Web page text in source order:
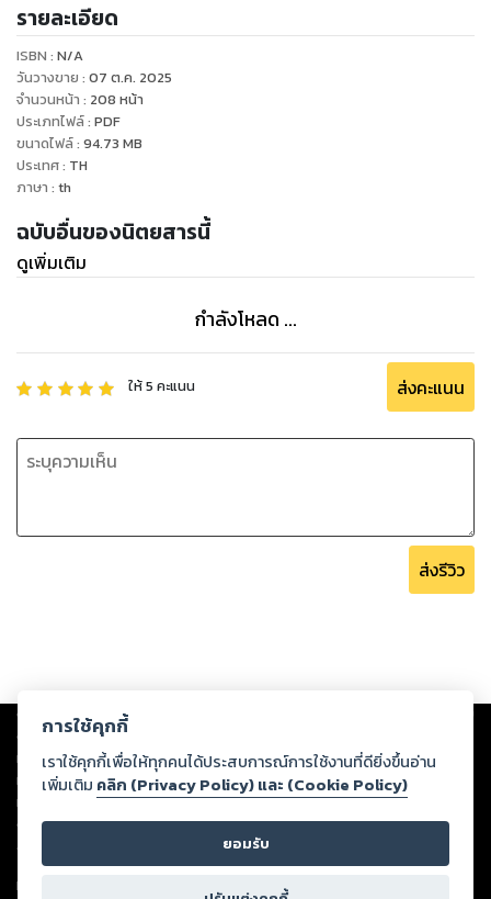
ต้องการนำเสนอฝีมือของคนไทยเราเองจากหลากหลายอาชีพ
อย่างเช่น ช่างภาพ ดีไซเนอร์ ให้เป็นที่แพร่หลายและภาคภูมิใจใน
ความเป็นไทยร่วมกัน
รายละเอียด
ISBN : N/A
วันวางขาย : 07 ต.ค. 2025
จำนวนหน้า : 208 หน้า
ประเภทไฟล์: PDF
ขนาดไฟล์: 94.73 MB
ประเทศ: TH
ภาษา : th
ฉบับอื่นของนิตยสารนี้
ดูเพิ่มเติม
กำลังโหลด ...
ให้5 คะแนน ส่งคะแนน
ส่งรีวิว
Copyright © 2026
ต่อผลงานหรือเนื้อหาใดที่อัปโหลดผ่านเว็บไซต์และปรากฏว่าละเมิดสิทธิใน
ทรัพย์สินทางปัญญาของบุคคลอื่นหรือขัดต่อกฎหมายและศีลธรรม ดังนั้น ผู้อ่าน
ทุกท่านโปรดใช้วิจารณญาณในการกลั่นกรองด้วยตนเอง และหากท่านพบว่าส่วน
หนึ่งส่วนใดขัดต่อกฎหมายและศีลธรรม กรุณาแจ้งมายังบริษัท เพื่อทีมงานจะได้
ดำเนินการในทันที ทั้งนี้ ทางสตอรี่ล็อกขอสงวนลิขสิทธิ์ตามพระราชบัญญัติ
ลิขสิทธิ์ พ.ศ. 2537 (ฉบับล่าสุด)
For support: member@ookbee.com
การใช้คุกกี้
เราใช้คุกกี้เพื่อให้ทุกคนได้ประสบการณ์การใช้งานที่ดียิ่งขึ้นอ่าน
เพิ่มเติม คลิก (Privacy Policy) และ (Cookie Policy)
ยอมรับ